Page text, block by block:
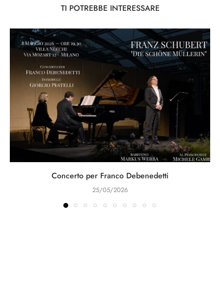
TI POTREBBE INTERESSARE
Concerto per Franco Debenedetti
25/05/2026